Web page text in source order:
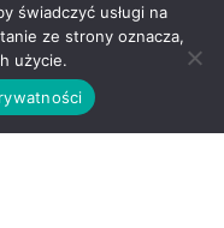
świadczyć usługi na
ze strony oznacza,
użycie.